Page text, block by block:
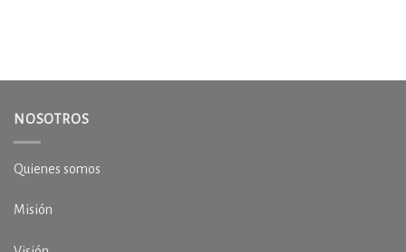
NOSOTROS
Quienes somos
Misión